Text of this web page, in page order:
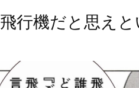
行機だと思え